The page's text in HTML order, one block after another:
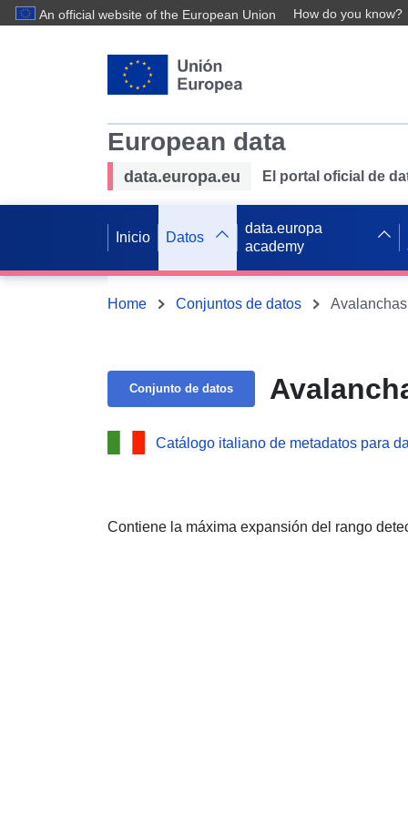
An official website of the European Union How do you know?
European data
data.europa.eu El portal oficial de
Inicio Datos
data.europa
academy
Home Conjuntos de datos
Conjunto de datos
Catálogo italiano de metadatos para
Contiene la máxima expansión del rango